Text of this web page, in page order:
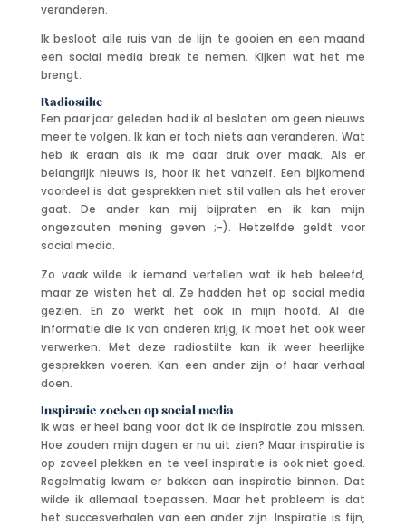
veranderen.
Ik besloot alle ruis van de lijn te gooien en een maand
een social media break te nemen. Kijken wat het me
brengt.
Radiostilte
Een paar jaar geleden had ik al besloten om geen nieuws
meer te volgen. Ik kan er toch niets aan veranderen. Wat
heb ik eraan als ik me daar druk over maak. Als er
belangrijk nieuws is, hoor ik het vanzelf. Een bijkomend
voordeel is dat gesprekken niet stil vallen als het erover
gaat. De ander kan mij bijpraten en ik kan mijn
ongezouten mening geven ;-). Hetzelfde geldt voor
social media.
Zo vaak wilde ik iemand vertellen wat ik heb beleefd,
maar ze wisten het al. Ze hadden het op social media
gezien. En zo werkt het ook in mijn hoofd. Al die
informatie die ik van anderen krijg, ik moet het ook weer
verwerken. Met deze radiostilte kan ik weer heerlijke
gesprekken voeren. Kan een ander zijn of haar verhaal
doen.
Inspiratie zoeken op social media
Ik was er heel bang voor dat ik de inspiratie zou missen.
Hoe zouden mijn dagen er nu uit zien? Maar inspiratie is
op zoveel plekken en te veel inspiratie is ook niet goed.
Regelmatig kwam er bakken aan inspiratie binnen. Dat
wilde ik allemaal toepassen. Maar het probleem is dat
het succesverhalen van een ander zijn. Inspiratie is fijn,